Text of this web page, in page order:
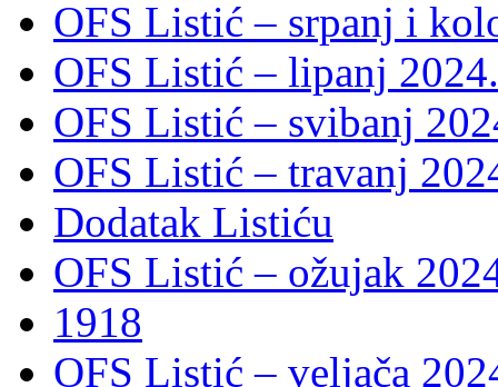
OFS Listić – srpanj i
OFS Listić – lipanj 2024.
OFS Listić – svibanj
OFS Listić – travanj
Dodatak Listiću
OFS Listić – ožujak
1918
OFS Listić – veljača